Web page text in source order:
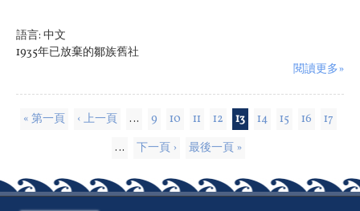
語言: 中文
1935年已放棄的鄒族舊社
閱讀更多»
頁面
« 第一頁 ‹ 上一頁 … 9 10 11 12 13 14 15 16
17
…
下一頁 › 最後一頁 »